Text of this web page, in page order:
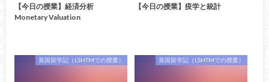
【今日の授業】経済分析
Monetary Valuation
【今日の授業】疫学と統計
英国留学記（LSHTMでの授業） 英国留学記（LSHTMでの授業）